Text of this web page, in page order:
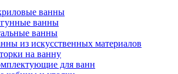
ванны
ванны
ванны
из искусственных материалов
на ванну
для ванн